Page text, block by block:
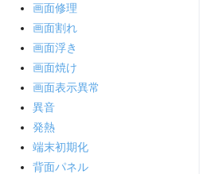
画面修理
画面割れ
画面浮き
画面焼け
画面表示異常
異音
発熱
端末初期化
背面パネル